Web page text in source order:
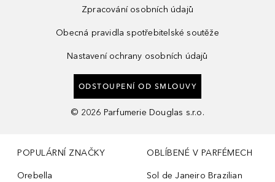
Zpracování osobních údajů
Obecná pravidla spotřebitelské soutěže
Nastavení ochrany osobních údajů
ODSTOUPENÍ OD SMLOUVY
© 2026 Parfumerie Douglas s.r.o.
POPULÁRNÍ ZNAČKY
Orebella
OBLÍBENÉ V PARFÉMECH
Sol de Janeiro Brazilian